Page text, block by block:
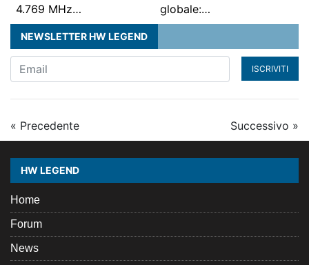
4.769 MHz…
globale:…
NEWSLETTER HW LEGEND
ISCRIVITI
« Precedente Successivo »
HW LEGEND
Home
Forum
News